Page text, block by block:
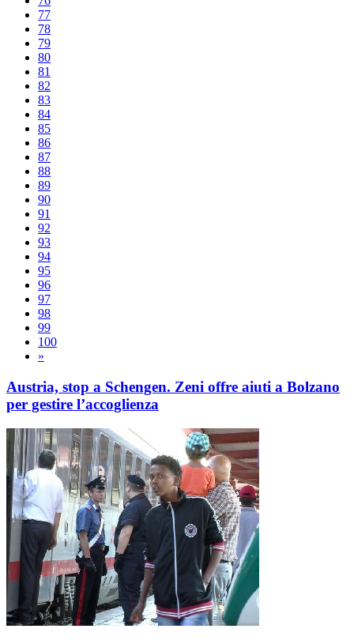
77
78
79
80
81
82
83
84
85
86
87
88
89
90
91
92
93
94
95
96
97
98
99
100
»
Austria, stop a Schengen. Zeni offre aiuti a Bolzano
per gestire l’accoglienza